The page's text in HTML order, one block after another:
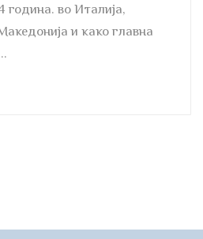
година. во Италија,
и како главна